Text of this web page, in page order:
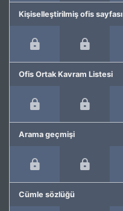
Kişiselleştirilmiş ofis sayfası
Ofis Ortak Kavram Listesi
Arama geçmişi
Cümle sözlüğü